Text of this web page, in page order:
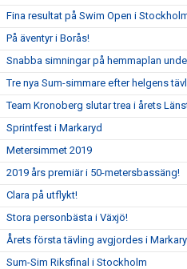
Fina resultat på Swim Open i
På äventyr i Borås!
Snabba simningar på hemmaplan
Tre nya Sum-simmare efter helgens
Team Kronoberg slutar trea i årets
Sprintfest i Markaryd
Metersimmet 2019
2019 års premiär i 50-metersbassäng!
Clara på utflykt!
Stora personbästa i Växjö!
Årets första tävling avgjordes i
Sum-Sim Riksfinal i Stockholm